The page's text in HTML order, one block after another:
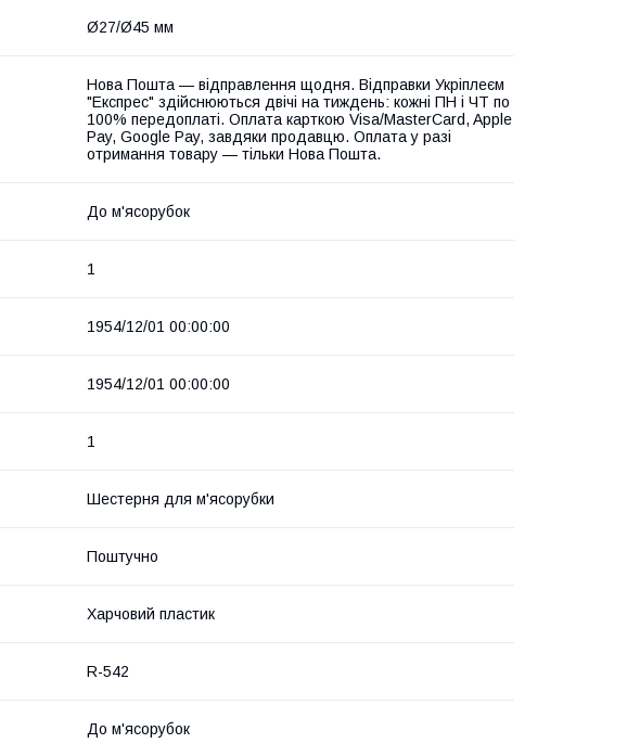
Ø27/Ø45 мм
Нова Пошта — відправлення щодня. Відправки Укріплеєм
"Експрес" здійснюються двічі на тиждень: кожні ПН і ЧТ по
100% передоплаті. Оплата карткою Visa/MasterCard, Apple
Pay, Google Pay, завдяки продавцю. Оплата у разі
отримання товару — тільки Нова Пошта.
До м'ясорубок
1
1954/12/01 00:00:00
1954/12/01 00:00:00
1
Шестерня для м'ясорубки
Поштучно
Харчовий пластик
R-542
До м'ясорубок